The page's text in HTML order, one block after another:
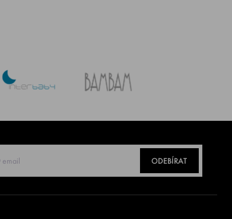
ODEBÍRAT